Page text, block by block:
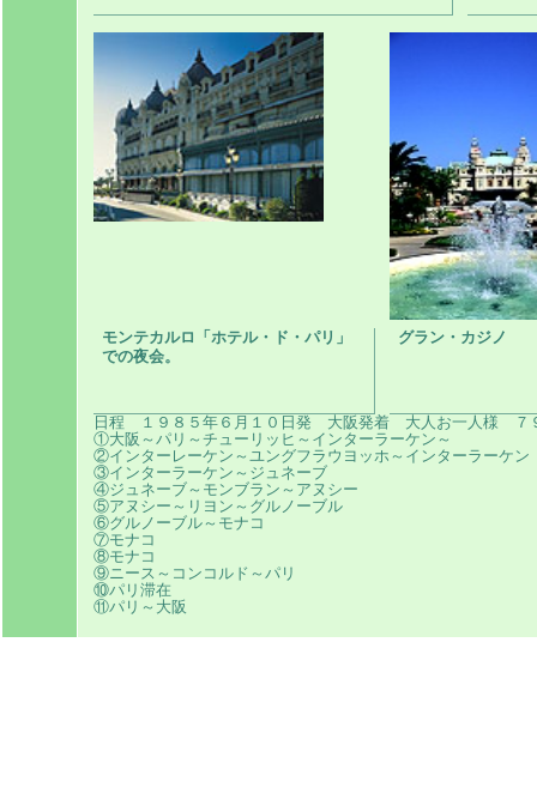
モンテカルロ「ホテル・ド・パリ」
での夜会。
グラン・カジノ
日程 １９８５年６月１０日発 大阪発着 大人お一人様 ７
①大阪～パリ～チューリッヒ～インターラーケン～
②インターレーケン～ユングフラウヨッホ～インターラーケン
③インターラーケン～ジュネーブ
④ジュネーブ～モンブラン～アヌシー
⑤アヌシー～リヨン～グルノーブル
⑥グルノーブル～モナコ
⑦モナコ
⑧モナコ
⑨ニース～コンコルド～パリ
⑩パリ滞在
⑪パリ～大阪